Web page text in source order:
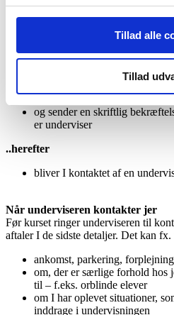
Tillad alle
Tillad
modtager I en mail med en
og I kan planlægge videre efter
og sender en skriftlig
er underviser
..herefter
bliver I kontaktet af en
Når underviseren kontakter jer
Før kurset ringer underviseren til
aftaler I de sidste detaljer. Det kan
ankomst, parkering,
om, der er særlige forhold hos
til – f.eks. orblinde elever
om I har oplevet situationer,
inddrage i undervisningen